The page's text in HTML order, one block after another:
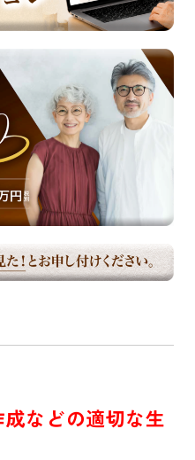
などの適切な生